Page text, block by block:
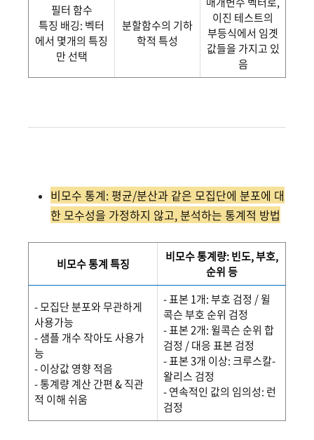
필터 함수
특징 배깅: 벡터
에서 몇개의 특징
만 선택
분할함수의 기하
학적 특성
이진 테스트의
부등식에서 임곗
값들을 가지고 있
음
비모수 통계: 평균/분산과 같은 모집단에 분포에 대
한 모수성을 가정하지 않고, 분석하는 통계적 방법
비모수 통계 특징
비모수 통계량: 빈도, 부호,
순위 등
- 모집단 분포와 무관하게
사용가능
- 샘플 개수 작아도 사용가
능
- 이상값 영향 적음
- 통계량 계산 간편 & 직관
적 이해 쉬움
- 표본 1개: 부호 검정 / 윌
콕슨 부호 순위 검정
- 표본 2개: 윌콕슨 순위 합
검정 / 대응 표본 검정
- 표본 3개 이상: 크루스칼-
왈리스 검정
- 연속적인 값의 임의성: 런
검정